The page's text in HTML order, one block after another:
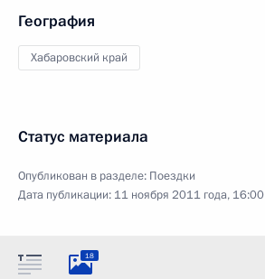
География
Хабаровский край
Статус материала
Опубликован в разделе: Поездки
Дата публикации: 11 ноября 2011 года, 16:00
18